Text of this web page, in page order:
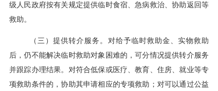
级人民政府按有关规定提供临时食宿、急病救治、协助返回等
救助。
（三）提供转介服务。 对给予临时救助金、实物救助
后，仍不能解决临时救助对象困难的，可分情况提供转介服务
并跟踪办理结果。对符合低保或医疗、教育、住房、就业等专
项救助条件的，协助其申请相应的专项救助；对可以通过公益